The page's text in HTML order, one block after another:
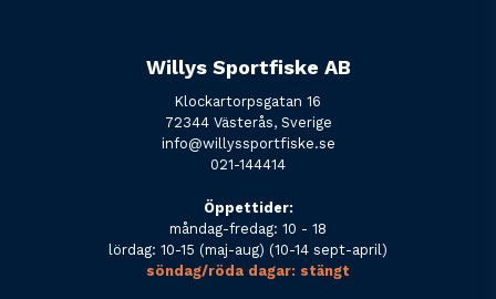
Willys Sportfiske AB
Klockartorpsgatan 16
72344 Västerås, Sverige
info@willyssportfiske.se
021-144414
Öppettider:
måndag-fredag: 10 - 18
lördag: 10-15 (maj-aug) (10-14 sept-april)
söndag/röda dagar: stängt